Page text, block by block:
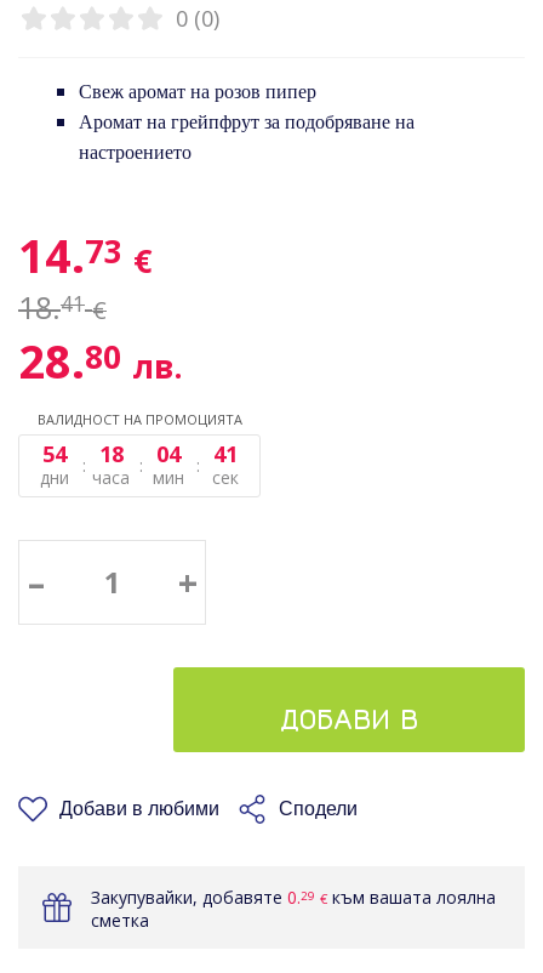
0 (0)
Свеж аромат на розов пипер
Аромат на грейпфрут за подобряване на
настроението
14.73 €
18.41 €
28.80 лв.
ВАЛИДНОСТ НА ПРОМОЦИЯТА
54
дни
18
часа
04
мин
41
сек
– +
ДОБАВИ В
КОШНИЦАТА
Добави в любими Сподели
Закупувайки, добавяте 0.29 € към вашата лоялна
сметка